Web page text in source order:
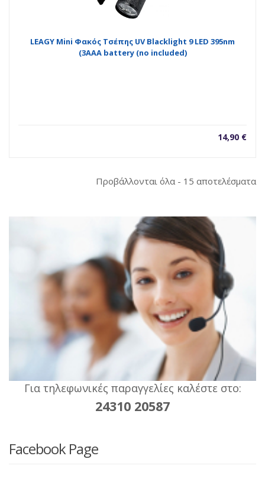
LEAGY Mini Φακός Τσέπης UV Blacklight 9 LED 395nm
(3AAA battery (no included)
14,90 €
Προβάλλονται όλα - 15 αποτελέσματα
Για τηλεφωνικές παραγγελίες καλέστε στο:
24310 20587
Facebook Page